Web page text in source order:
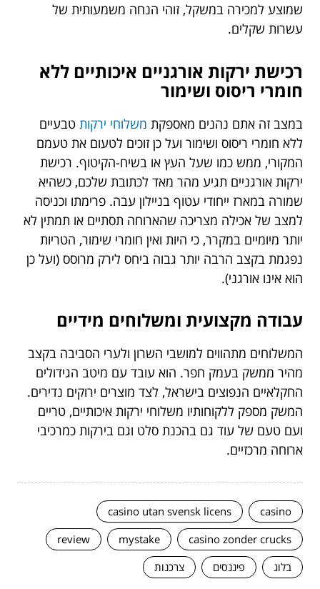
שמוצע למכירה במשקל, זוהי הנחה משמעותית של
עשרות שקלים.
רכישת ירקות אורגניים איכותיים ללא
חומרי ריסוס ושימור
במצב זה אתם נהנים מאספקת משלוחי ירקות טבעיים
ללא חומרי ריסוס ושימור ועל כן זוכים לטעום את טעמם
המקורי, ממש כמו שעל העץ או בשיח-הקיטוף. רכישת
ירקות אורגניים תגיע מהר מאד לכתובת שלכם, כשהיא
שמורה במארז ייחודי עטוף בניילון עבה. פרימתו וכניסה
למצב של אכילה מצריכה שהארוחה תסתיים או תמתין לא
יותר מיומיים במקרר, כי היות ואין חומרי שימור, הטריות
נפגמת בקצב הרבה יותר גבוה ביחס לירק מרוסס (ועל כן
הוא אינו אורגני).
עבודה מקצועית ומשלוחים מידיים
המשלוחים מתהווים למושבי השרון ולערי הסביבה בקצב
מהיר ממשק בעמק חפר. הוא עובד עם מיטב הגידולים
החקלאיים הנפוצים בישראל, לצד מוצרים ירוקים נדירים.
המשק מספק ללקוחותיו משלוחי ירקות איכותיים, טריים
ועם טעם של עוד גם בהכנת סלט וגם בירקות כמרכיבי
ארוחה מרכזיים.
casino
casino utan svensk licens
casino zonder crucks
mystake
review
בלוג
פיננסים צרכנות